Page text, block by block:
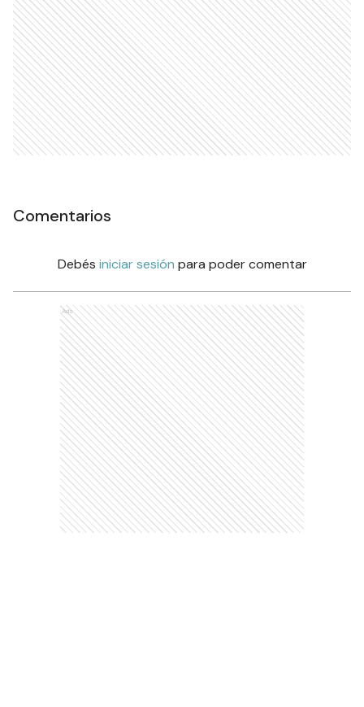
Comentarios
Debés iniciar sesión para poder comentar
Ads